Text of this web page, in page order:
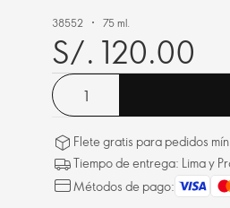
38552 75 ml.
S/. 120.00
Flete gratis para pedidos
Tiempo de entrega: Lima y
Métodos de pago: